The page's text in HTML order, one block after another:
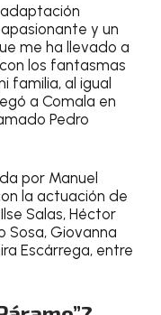
y un
me ha llevado a
los fantasmas
familia, al igual
a Comala en
Pedro
por Manuel
la actuación de
Salas, Héctor
Sosa, Giovanna
Escárrega, entre